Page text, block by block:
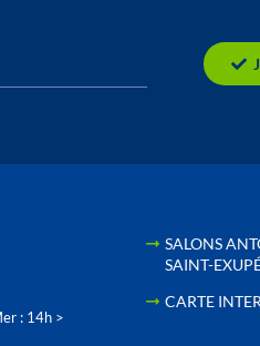
: 14h >
SALONS
SAINT-
CARTE